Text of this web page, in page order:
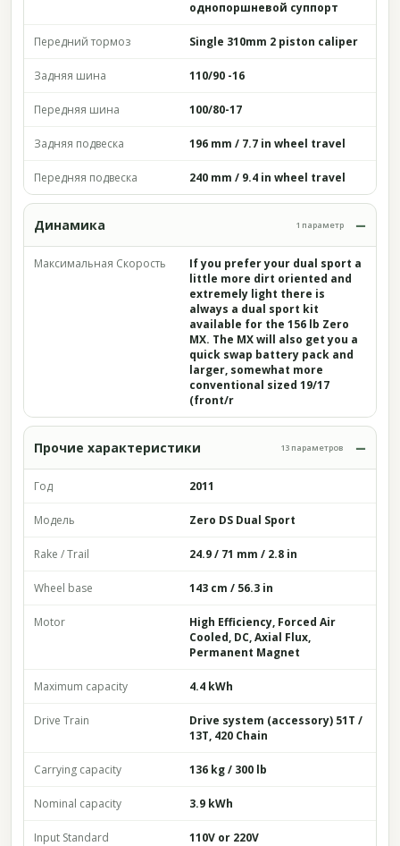
однопоршневой суппорт
Передний тормоз Single 310mm 2 piston caliper
Задняя шина 110/90 -16
Передняя шина 100/80-17
Задняя подвеска 196 mm / 7.7 in wheel travel
Передняя подвеска 240 mm / 9.4 in wheel travel
Динамика 1 параметр
Максимальная Скорость
If you prefer your dual sport a
little more dirt oriented and
extremely light there is
always a dual sport kit
available for the 156 lb Zero
MX. The MX will also get you a
quick swap battery pack and
larger, somewhat more
conventional sized 19/17
(front/r
Прочие характеристики 13 параметров
Год 2011
Модель Zero DS Dual Sport
Rake / Trail 24.9 / 71 mm / 2.8 in
Wheel base 143 cm / 56.3 in
Motor
High Efficiency, Forced Air
Cooled, DC, Axial Flux,
Permanent Magnet
Maximum capacity 4.4 kWh
Drive Train
Drive system (accessory) 51T /
13T, 420 Chain
Carrying capacity 136 kg / 300 lb
Nominal capacity 3.9 kWh
Input Standard 110V or 220V